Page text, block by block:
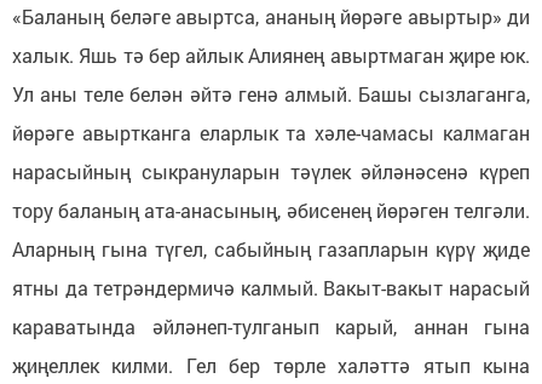
«Баланың беләге авыртса, ананың йөрәге авыртыр» ди
халык. Яшь тә бер айлык Алиянең авыртмаган җире юк.
Ул аны теле белән әйтә генә алмый. Башы сызлаганга,
йөрәге авыртканга еларлык та хәле-чамасы калмаган
нарасыйның сыкрануларын тәүлек әйләнәсенә күреп
тору баланың ата-анасының, әбисенең йөрәген телгәли.
Аларның гына түгел, сабыйның газапларын күрү җиде
ятны да тетрәндермичә калмый. Вакыт-вакыт нарасый
караватында әйләнеп-тулганып карый, аннан гына
җиңеллек килми. Гел бер төрле халәттә ятып кына